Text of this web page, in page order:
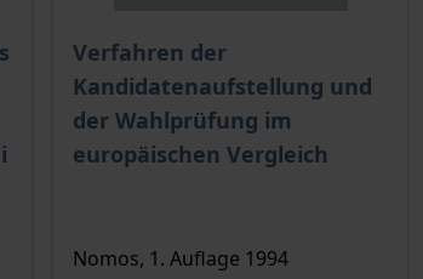
nach der gewählten Produktoption auf der
Verfahren der
Kandidatenaufstellung und
der Wahlprüfung im
europäischen Vergleich
Nomos, 1. Auflage 1994